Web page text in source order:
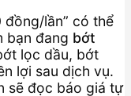
lần” có thể
bạn đang bớt
lọc dầu, bớt
lợi sau dịch vụ.
sẽ đọc báo giá tự